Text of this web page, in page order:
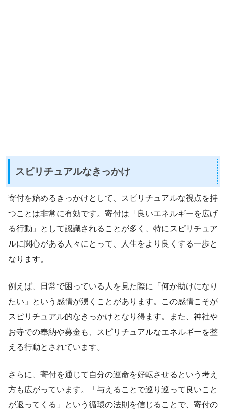
スピリチュアルなきっかけ
寄付を始めるきっかけとして、スピリチュアルな視点を持
つことは非常に有効です。寄付は「良いエネルギーを広げ
る行動」として認識されることが多く、特にスピリチュア
ルに関心がある人々にとって、人生をより良くする一歩と
なります。
例えば、日常で困っている人を見た際に「何か助けになり
たい」という感情が湧くことがあります。この感情こそが
スピリチュアル的なきっかけとなり得ます。また、神社や
お寺での奉納や募金も、スピリチュアルなエネルギーを整
える行動とされています。
さらに、寄付を通じて自分の運命を好転させるという考え
方も広がっています。「与えることで巡り巡って良いこと
が返ってくる」という循環の法則を信じることで、寄付の